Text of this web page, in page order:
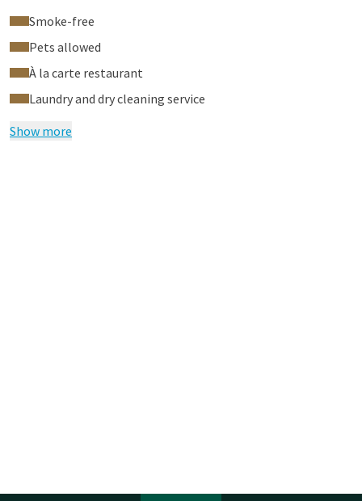
Smoke-free
Pets allowed
À la carte restaurant
Laundry and dry cleaning service
Show more